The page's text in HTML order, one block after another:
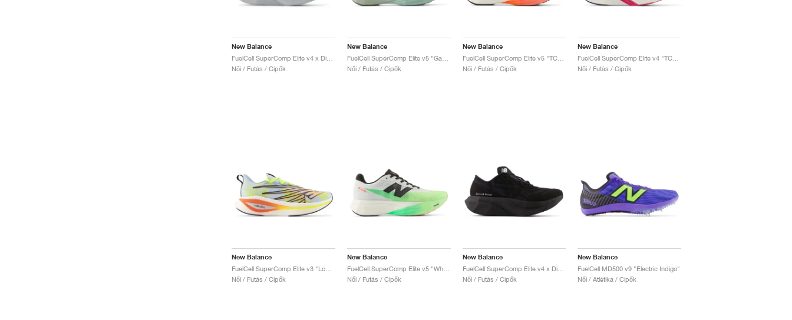
New Balance
Női / Futás / Cipők
New Balance
Női / Futás / Cipők
New Balance
FuelCell SuperComp Elite v5 "TCS NYC Marathon"
Női / Futás / Cipők
New Balance
Női / Futás / Cipők
New Balance
Női / Futás / Cipők
New Balance
FuelCell SuperComp Elite v5 "White & Mint Flash"
Női / Futás / Cipők
New Balance
FuelCell SuperComp Elite v4 x District Vision "Black"
Női / Futás / Cipők
New Balance
FuelCell MD500 v9 "Electric Indigo"
Női / Atlétika / Cipők